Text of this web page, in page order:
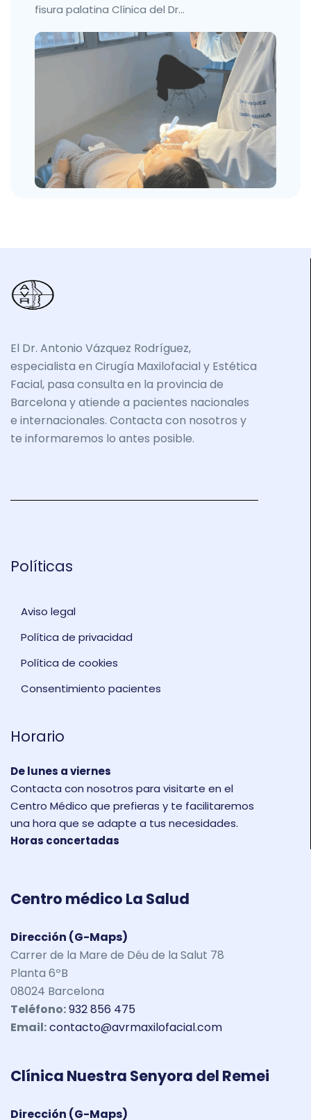
fisura palatina Clínica del Dr...
El Dr. Antonio Vázquez Rodríguez,
especialista en Cirugía Maxilofacial y Estética
Facial, pasa consulta en la provincia de
Barcelona y atiende a pacientes nacionales
e internacionales. Contacta con nosotros y
te informaremos lo antes posible.
Políticas
Aviso legal
Política de privacidad
Política de cookies
Consentimiento pacientes
Horario
De lunes a viernes
Contacta con nosotros para visitarte en el
Centro Médico que prefieras y te facilitaremos
una hora que se adapte a tus necesidades.
Horas concertadas
Centro médico La Salud
Dirección (G-Maps)
Carrer de la Mare de Déu de la Salut 78
Planta 6ºB
08024 Barcelona
Teléfono:932 856 475
Email:contacto@avrmaxilofacial.com
Clínica Nuestra Senyora del Remei
Dirección (G-Maps)